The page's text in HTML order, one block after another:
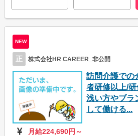
NEW
正 株式会社HR CAREER_非公開
訪問介護での
者研修以上/
浅い方やブラ
して働ける...
月給224,690円～